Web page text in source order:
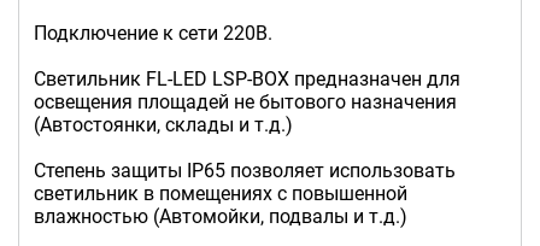
Подключение к сети 220В.
Светильник FL-LED LSP-BOX предназначен для
освещения площадей не бытового назначения
(Автостоянки, склады и т.д.)
Степень защиты IP65 позволяет использовать
светильник в помещениях с повышенной
влажностью (Автомойки, подвалы и т.д.)